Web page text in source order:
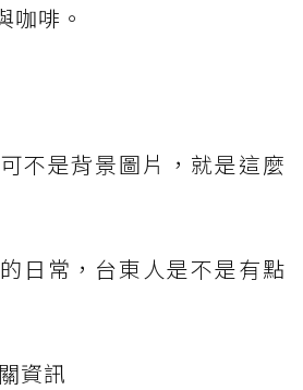
咖啡。
不是背景圖片，就是這麼
日常，台東人是不是有點
資訊